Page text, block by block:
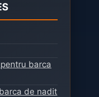
barca
de nadit